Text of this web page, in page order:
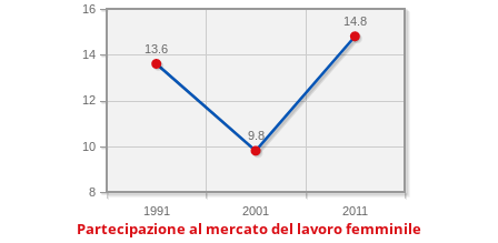
1991 2001 2011
8
10
12
14
16
14.8
9.8
13.6
Partecipazione al mercato del lavoro femminile